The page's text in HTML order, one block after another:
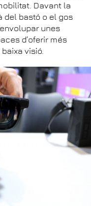
Davant la
del bastó o el gos
unes
d’oferir més
visió.